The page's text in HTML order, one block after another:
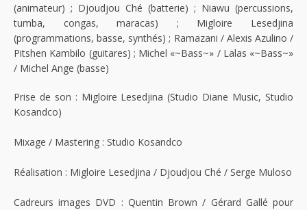
(animateur) ; Djoudjou Ché (batterie) ; Niawu (percussions,
tumba, congas, maracas) ; Migloire Lesedjina
(programmations, basse, synthés) ; Ramazani / Alexis Azulino /
Pitshen Kambilo (guitares) ; Michel «~Bass~» / Lalas «~Bass~»
/ Michel Ange (basse)
Prise de son : Migloire Lesedjina (Studio Diane Music, Studio
Kosandco)
Mixage / Mastering : Studio Kosandco
Réalisation : Migloire Lesedjina / Djoudjou Ché / Serge Muloso
Cadreurs images DVD : Quentin Brown / Gérard Gallé pour